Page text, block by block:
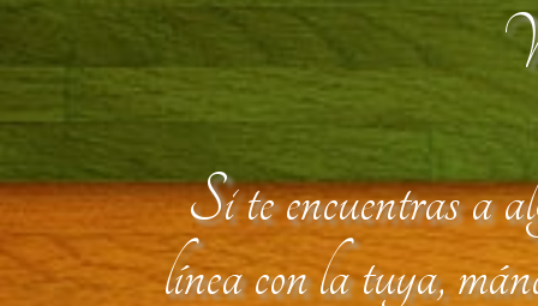
Si te encuentras a
línea con la tuya,